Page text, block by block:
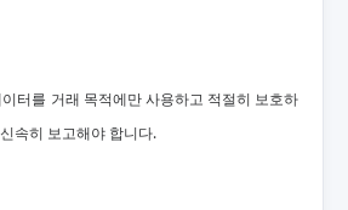
터를 거래 목적에만 사용하고 적절히 보호하
속히 보고해야 합니다.